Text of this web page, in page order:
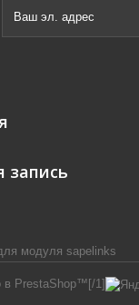
PrestaShop™[/1]
запись
модуля sapelinks